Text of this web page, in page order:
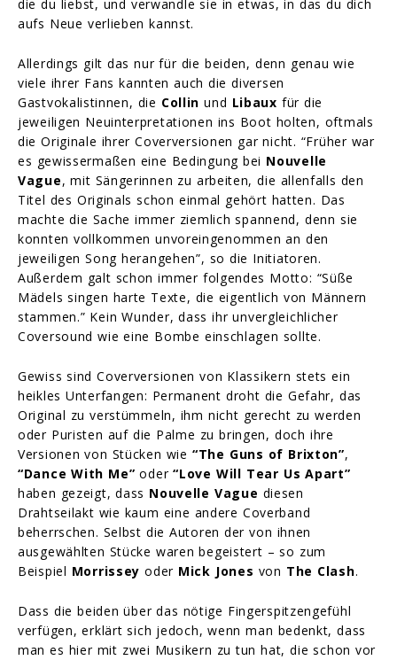
die du liebst, und verwandle sie in etwas, in das du dich
aufs Neue verlieben kannst.
Allerdings gilt das nur für die beiden, denn genau wie
viele ihrer Fans kannten auch die diversen
Gastvokalistinnen, die Collin und Libaux für die
jeweiligen Neuinterpretationen ins Boot holten, oftmals
die Originale ihrer Coverversionen gar nicht. “Früher war
es gewissermaßen eine Bedingung bei Nouvelle
Vague, mit Sängerinnen zu arbeiten, die allenfalls den
Titel des Originals schon einmal gehört hatten. Das
machte die Sache immer ziemlich spannend, denn sie
konnten vollkommen unvoreingenommen an den
jeweiligen Song herangehen”, so die Initiatoren.
Außerdem galt schon immer folgendes Motto: “Süße
Mädels singen harte Texte, die eigentlich von Männern
stammen.” Kein Wunder, dass ihr unvergleichlicher
Coversound wie eine Bombe einschlagen sollte.
Gewiss sind Coverversionen von Klassikern stets ein
heikles Unterfangen: Permanent droht die Gefahr, das
Original zu verstümmeln, ihm nicht gerecht zu werden
oder Puristen auf die Palme zu bringen, doch ihre
Versionen von Stücken wie “The Guns of Brixton”,
“Dance With Me” oder“Love Will Tear Us Apart”
haben gezeigt, dass Nouvelle Vague diesen
Drahtseilakt wie kaum eine andere Coverband
beherrschen. Selbst die Autoren der von ihnen
ausgewählten Stücke waren begeistert – so zum
Beispiel Morrissey oder Mick Jones von The Clash.
Dass die beiden über das nötige Fingerspitzengefühl
verfügen, erklärt sich jedoch, wenn man bedenkt, dass
man es hier mit zwei Musikern zu tun hat, die schon vor